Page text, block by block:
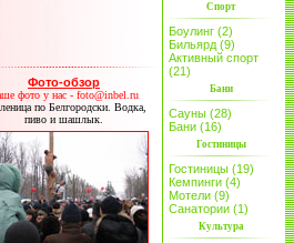
Фото-обзор
фото у нас - foto@inbel.ru
по Белгородски. Водка,
пиво и шашлык.
Спорт
Боулинг (2)
Бильярд (9)
Активный спорт
(21)
Бани
Сауны (28)
Бани (16)
Гостиницы
Гостиницы (19)
Кемпинги (4)
Мотели (9)
Санатории (1)
Культура